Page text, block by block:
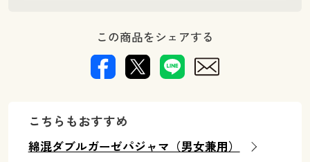
この商品をシェアする
こちらもおすすめ
綿混ダブルガーゼパジャマ（男女兼用）